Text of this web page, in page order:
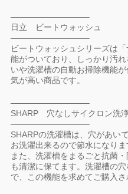
—————————–
日立 ビートウォッシュ
—————————–
ビートウォッシュシリーズは
能がついており、しっかり汚
いや洗濯槽の自動お掃除機能
気が高い商品です。
—————————–
SHARP 穴なしサイクロン洗
—————————–
SHARPの洗濯槽は、穴があい
お洗濯出来るので節水になりま
また、洗濯槽をまるごと抗菌
も清潔に保てます。洗濯槽の
で、この機能を求めてご購入さ